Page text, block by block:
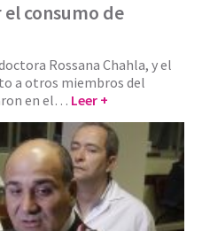
consumo de
Rossana Chahla, y el
a otros miembros del
en el… Leer +